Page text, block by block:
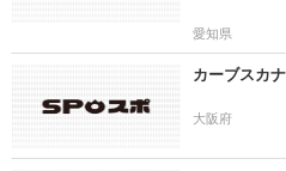
愛知県
カーブスカ
大阪府